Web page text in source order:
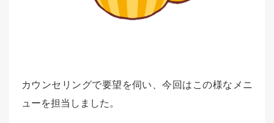
カウンセリングで要望を伺い、今回はこの様なメニ
ューを担当しました。